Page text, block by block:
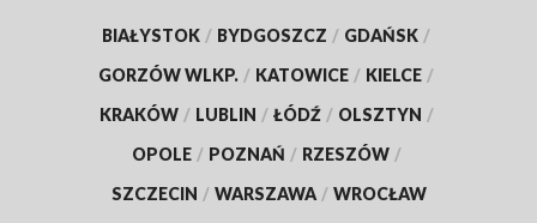
BIAŁYSTOK / BYDGOSZCZ / GDAŃSK /
GORZÓW WLKP. / KATOWICE / KIELCE /
KRAKÓW / LUBLIN / ŁÓDŹ / OLSZTYN /
OPOLE / POZNAŃ / RZESZÓW /
SZCZECIN / WARSZAWA / WROCŁAW